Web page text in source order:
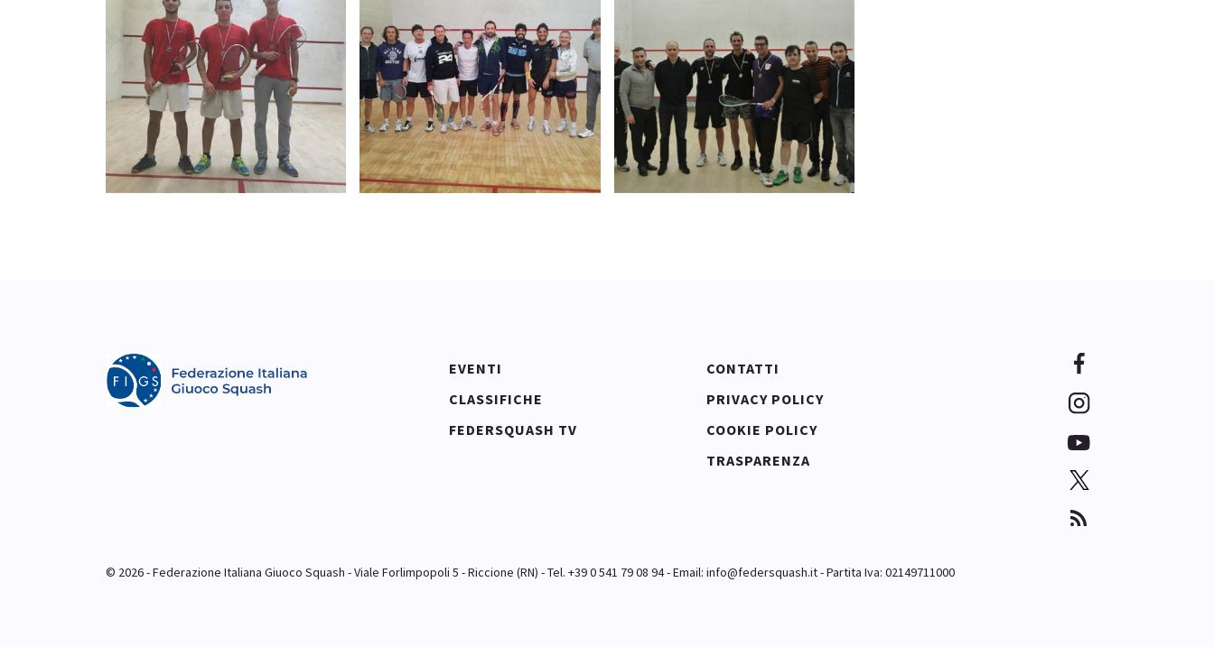
EVENTI
CLASSIFICHE
FEDERSQUASH TV
CONTATTI
PRIVACY POLICY
COOKIE POLICY
TRASPARENZA
© 2026 - Federazione Italiana Giuoco Squash - Viale Forlimpopoli 5 - Riccione (RN) - Tel. +39 0 541 79 08 94 - Email: info@federsquash.it- Partita Iva: 02149711000